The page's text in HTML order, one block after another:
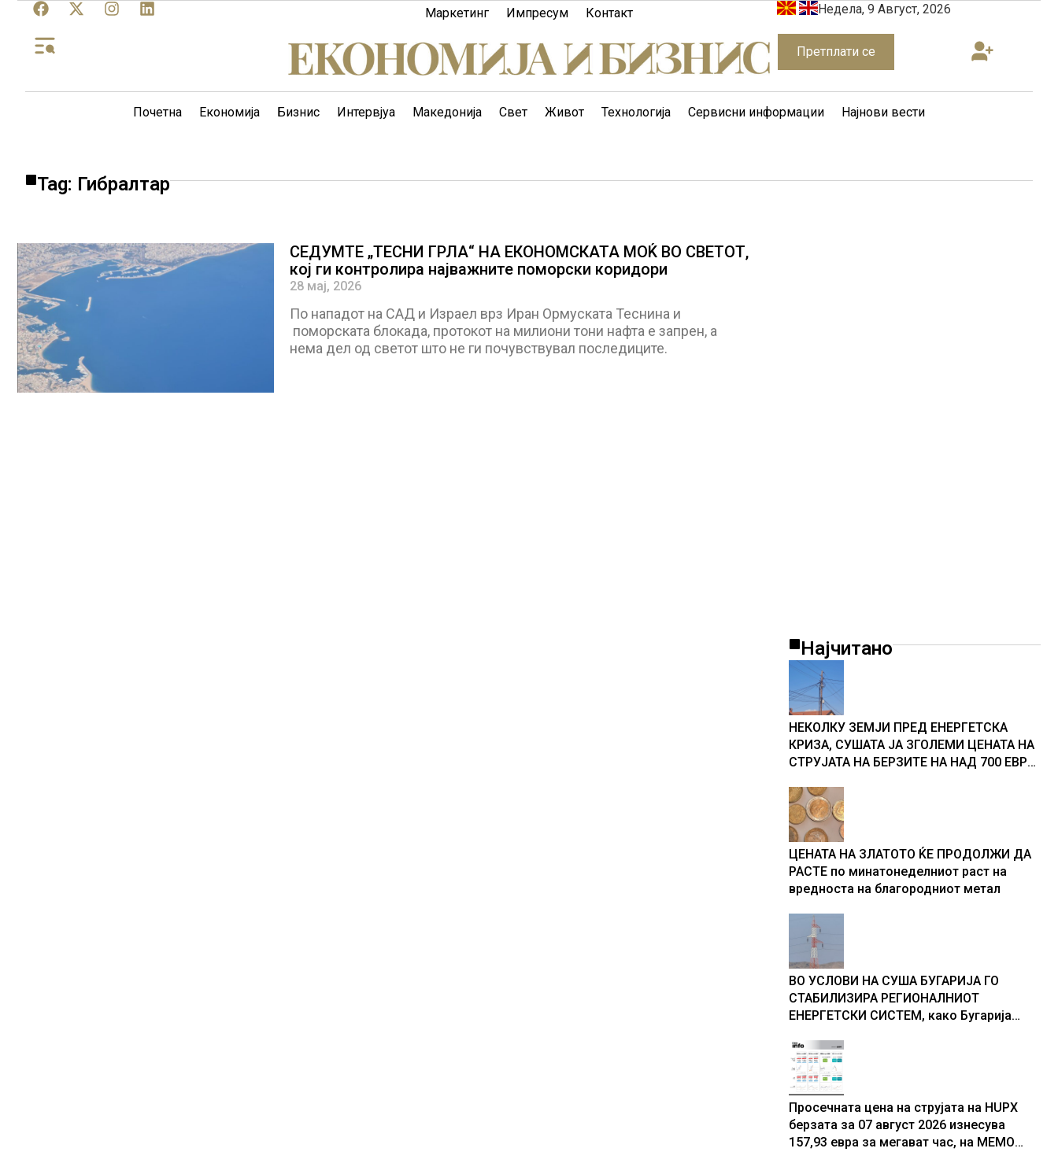
Маркетинг Импресум Контакт Недела, 9 Август, 2026
Претплати се
Почетна Економија Бизнис Интервјуа Македонија Свет Живот Технологија Сервисни информации Најнови вести
Tag: Гибралтар
СЕДУМТЕ „ТЕСНИ ГРЛА“ НА ЕКОНОМСКАТА МОЌ ВО СВЕТОТ,
кој ги контролира најважните поморски коридори
28 мај, 2026
По нападот на САД и Израел врз Иран Ормуската Теснина и
поморската блокада, протокот на милиони тони нафта е запрен, а
нема дел од светот што не ги почувствувал последиците.
Најчитано
НЕКОЛКУ ЗЕМЈИ ПРЕД ЕНЕРГЕТСКА
КРИЗА, СУШАТА ЈА ЗГОЛЕМИ ЦЕНАТА НА
СТРУЈАТА НА БЕРЗИТЕ НА НАД 700 ЕВРА
ЦЕНАТА НА ЗЛАТОТО ЌЕ ПРОДОЛЖИ ДА
РАСТЕ по минатонеделниот раст на
вредноста на благородниот метал
ВО УСЛОВИ НА СУША БУГАРИЈА ГО
СТАБИЛИЗИРА РЕГИОНАЛНИОТ
ЕНЕРГЕТСКИ СИСТЕМ, како Бугарија
складирање на енергија од батерии
Просечната цена на струјата на HUPX
берзата за 07 август 2026 изнесува
157,93 евра за мегават час, на МЕМО